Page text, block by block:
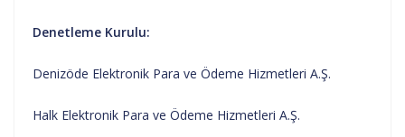
Denetleme Kurulu:
Denizöde Elektronik Para ve Ödeme Hizmetleri A.Ş.
Halk Elektronik Para ve Ödeme Hizmetleri A.Ş.